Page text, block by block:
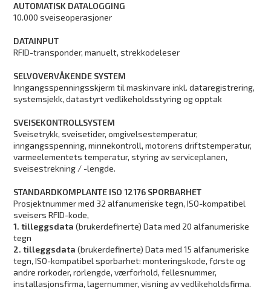
AUTOMATISK DATALOGGING
10.000 sveiseoperasjoner
DATAINPUT
RFID-transponder, manuelt, strekkodeleser
SELVOVERVÅKENDE SYSTEM
Inngangsspenningsskjerm til maskinvare inkl. dataregistrering,
systemsjekk, datastyrt vedlikeholdsstyring og opptak
SVEISEKONTROLLSYSTEM
Sveisetrykk, sveisetider, omgivelsestemperatur,
inngangsspenning, minnekontroll, motorens driftstemperatur,
varmeelementets temperatur, styring av serviceplanen,
sveisestrekning / -lengde.
STANDARDKOMPLANTE ISO 12176 SPORBARHET
Prosjektnummer med 32 alfanumeriske tegn, ISO-kompatibel
sveisers RFID-kode,
1. tilleggsdata (brukerdefinerte) Data med 20 alfanumeriske
tegn
2. tilleggsdata (brukerdefinerte) Data med 15 alfanumeriske
tegn, ISO-kompatibel sporbarhet: monteringskode, første og
andre rørkoder, rørlengde, værforhold, fellesnummer,
installasjonsfirma, lagernummer, visning av vedlikeholdsfirma.